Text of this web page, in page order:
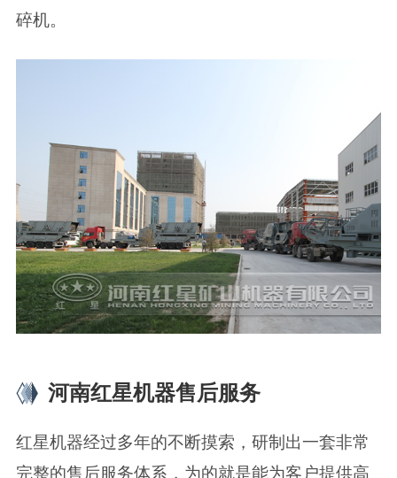
碎机。
河南红星机器售后服务
红星机器经过多年的不断摸索，研制出一套非常
完整的售后服务体系，为的就是能为客户提供高